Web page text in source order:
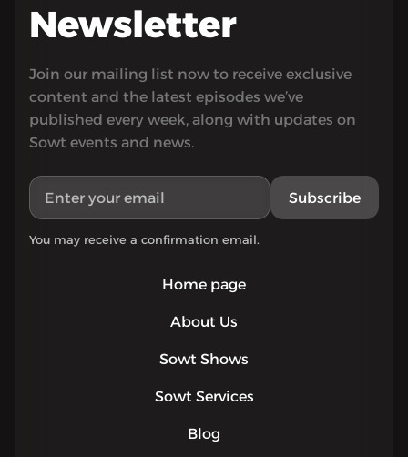
Home page
About Us
Sowt Shows
Sowt Services
Blog
Newsletter
Join our mailing list now to receive exclusive
content and the latest episodes we’ve
published every week, along with updates on
Sowt events and news.
Subscribe
You may receive a confirmation email.